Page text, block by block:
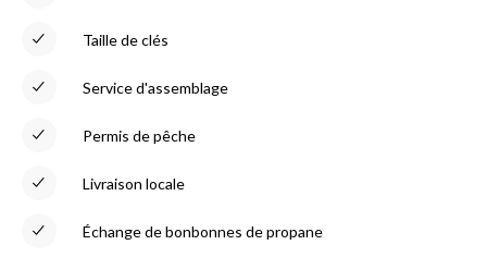
Taille de clés
Service d'assemblage
Permis de pêche
Livraison locale
Échange de bonbonnes de propane